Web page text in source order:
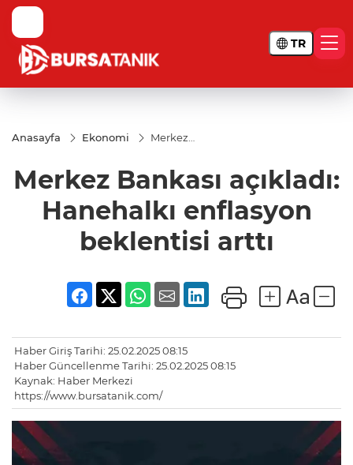
TR
Anasayfa Ekonomi
Merkez
Hanehalkı
enflasyon
beklentisi
arttı
Merkez Bankası açıkladı:
Hanehalkı enflasyon
beklentisi arttı
Haber Giriş Tarihi: 25.02.2025 08:15
Haber Güncellenme Tarihi: 25.02.2025 08:15
Kaynak: Haber Merkezi
https://www.bursatanik.com/